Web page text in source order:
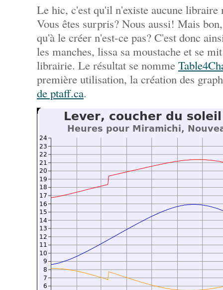
Le hic, c'est qu'il n'existe aucune libraire
Vous êtes surpris? Nous aussi! Mais
qu'à le créer n'est-ce pas? C'est donc
les manches, lissa sa moustache et se
librairie. Le résultat se nomme
première utilisation, la création des
de ptaff.ca.